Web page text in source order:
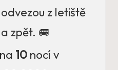
z letiště
zpět. 🚐
10 nocí v